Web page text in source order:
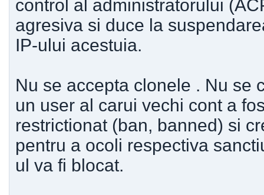
control al administratorului
agresiva si duce la
IP-ului acestuia.
Nu se accepta clonele . Nu se
un user al carui vechi cont a
restrictionat (ban, banned) si
pentru a ocoli respectiva
ul va fi blocat.